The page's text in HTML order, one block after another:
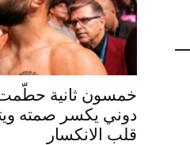
خمسون ثانية حطّمت
دوني يكسر صمته
قلب الانكسار